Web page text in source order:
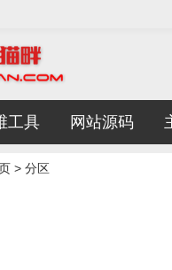
工具 网站源码
> 分区